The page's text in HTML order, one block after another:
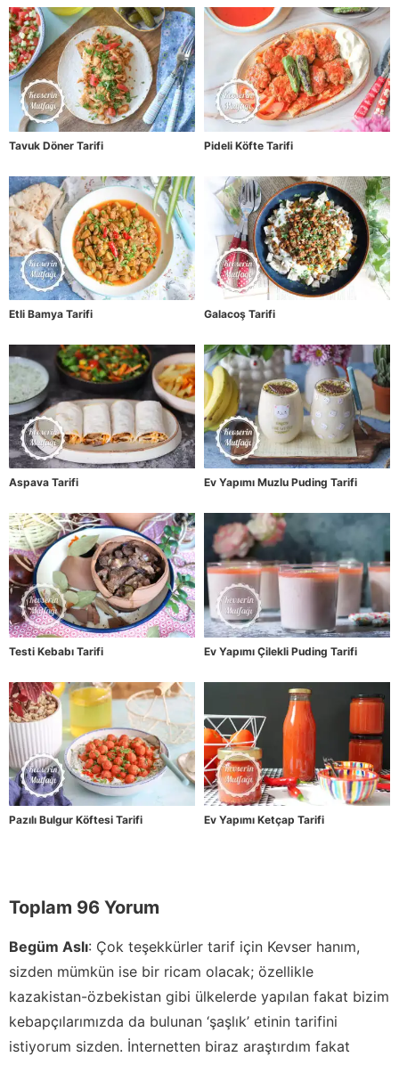
Tavuk Döner Tarifi Pideli Köfte Tarifi
Etli Bamya Tarifi Galacoş Tarifi
Aspava Tarifi Ev Yapımı Muzlu Puding Tarifi
Testi Kebabı Tarifi Ev Yapımı Çilekli Puding Tarifi
Pazılı Bulgur Köftesi Tarifi Ev Yapımı Ketçap Tarifi
Toplam 96 Yorum
Begüm Aslı: Çok teşekkürler tarif için Kevser hanım,
sizden mümkün ise bir ricam olacak; özellikle
kazakistan-özbekistan gibi ülkelerde yapılan fakat bizim
kebapçılarımızda da bulunan ‘şaşlık’ etinin tarifini
istiyorum sizden. İnternetten biraz araştırdım fakat